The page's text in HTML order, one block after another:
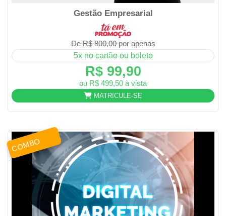
Gestão Empresarial
De R$ 800,00 por apenas
5x no cartão ou boleto
R$ 99,90
ou R$ 499,50 à vista
MATRICULE-SE
COMBO